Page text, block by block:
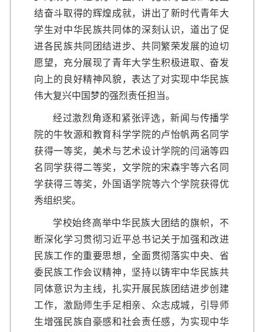
结奋斗取得的辉煌成就，讲出了新时代青年大
学生对中华民族共同体的深刻认识，道出了促
进各民族共同团结进步、共同繁荣发展的迫切
愿望，充分展现了青年大学生积极进取、奋发
向上的良好精神风貌，表达了对实现中华民族
伟大复兴中国梦的强烈责任担当。
经过激烈角逐和紧张评选，新闻与传播学
院的牛牧源和教育科学学院的卢怡帆两名同学
获得一等奖，美术与艺术设计学院的闫涵等四
名同学获得二等奖，文学院的宋森宇等六名同
学获得三等奖，外国语学院等六个学院获得优
秀组织奖。
学校始终高举中华民族大团结的旗帜，不
断深化学习贯彻习近平总书记关于加强和改进
民族工作的重要思想，全面贯彻落实中央、省
委民族工作会议精神，坚持以铸牢中华民族共
同体意识为主线，扎实开展民族团结进步创建
工作，激励师生手足相亲、众志成城，引导师
生增强民族自豪感和社会责任感，为实现中华